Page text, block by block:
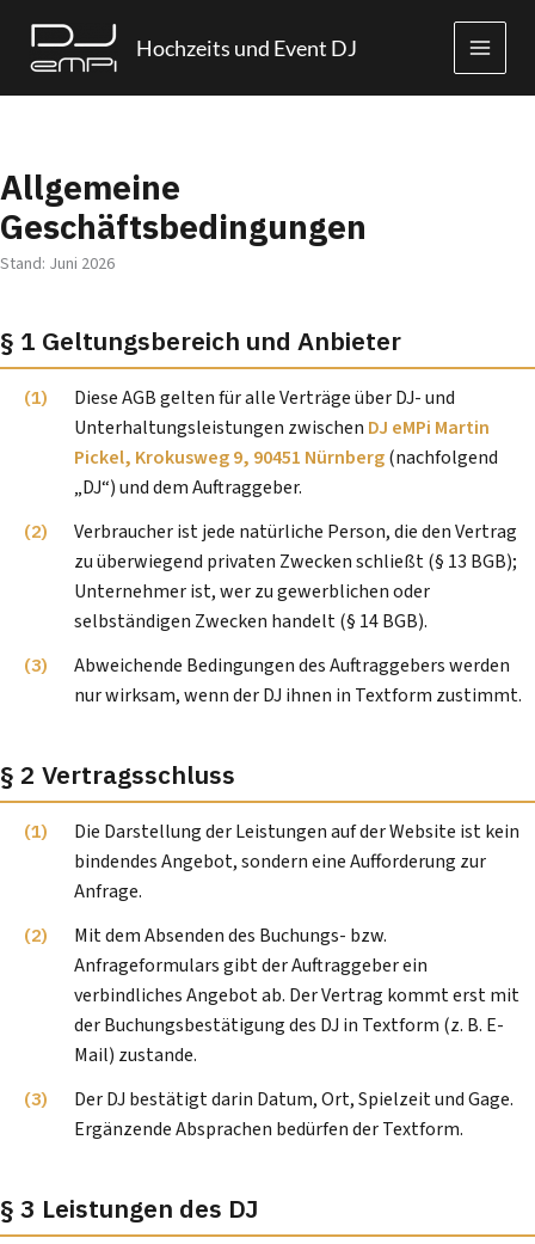
Inhalt
springen
Hochzeits und Event DJ
Allgemeine
Geschäftsbedingungen
Stand: Juni 2026
§ 1 Geltungsbereich und Anbieter
Diese AGB gelten für alle Verträge über DJ- und
Unterhaltungsleistungen zwischen DJ eMPi Martin
Pickel, Krokusweg 9, 90451 Nürnberg(nachfolgend
„DJ“) und dem Auftraggeber.
Verbraucher ist jede natürliche Person, die den Vertrag
zu überwiegend privaten Zwecken schließt (§ 13 BGB);
Unternehmer ist, wer zu gewerblichen oder
selbständigen Zwecken handelt (§ 14 BGB).
Abweichende Bedingungen des Auftraggebers werden
nur wirksam, wenn der DJ ihnen in Textform zustimmt.
§ 2 Vertragsschluss
Die Darstellung der Leistungen auf der Website ist kein
bindendes Angebot, sondern eine Aufforderung zur
Anfrage.
Mit dem Absenden des Buchungs- bzw.
Anfrageformulars gibt der Auftraggeber ein
verbindliches Angebot ab. Der Vertrag kommt erst mit
der Buchungsbestätigung des DJ in Textform (z. B. E-
Mail) zustande.
Der DJ bestätigt darin Datum, Ort, Spielzeit und Gage.
Ergänzende Absprachen bedürfen der Textform.
§ 3 Leistungen des DJ